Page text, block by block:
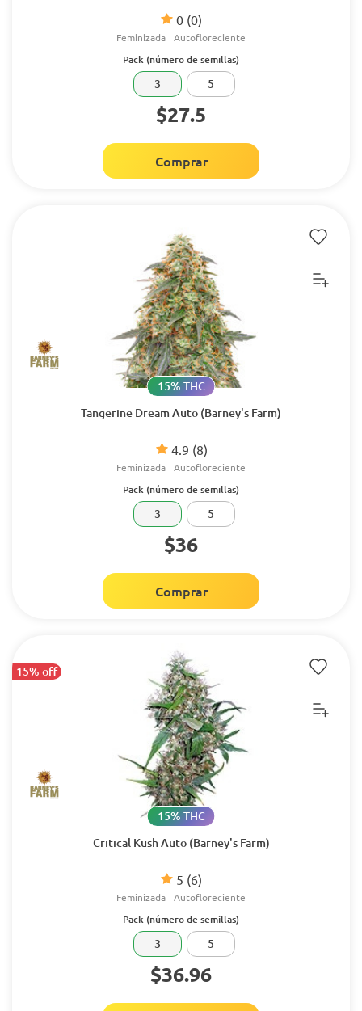
0 (0)
Feminizada Autofloreciente
Pack (número de semillas)
3 5
$27.5
Comprar
Tangerine Dream Auto (Barney's Farm)
4.9 (8)
15% THC
Feminizada Autofloreciente
Pack (número de semillas)
3 5
$36
Comprar
15% off
Critical Kush Auto (Barney's Farm)
5 (6)
15% THC
Feminizada Autofloreciente
Pack (número de semillas)
3 5
$36.96